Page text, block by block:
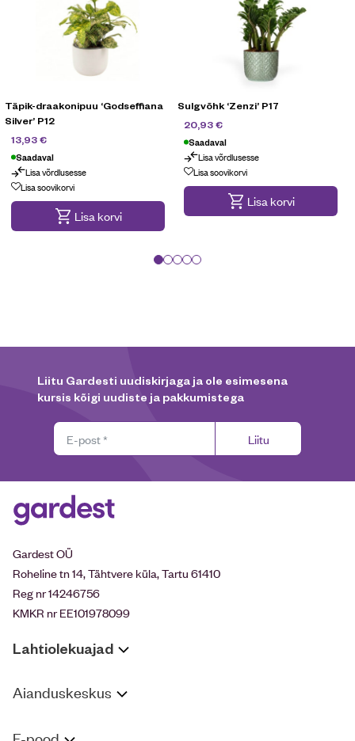
Täpik-draakonipuu ‘Godseffiana
Silver’ P12
13,93€
Saadaval
Lisa võrdlusesse
Lisa soovikorvi
Lisa korvi
Sulgvõhk ‘Zenzi’ P17
20,93€
Saadaval
Lisa võrdlusesse
Lisa soovikorvi
Lisa korvi
Liitu Gardesti uudiskirjaga ja ole esimesena
kursis kõigi uudiste ja pakkumistega
Liitu
Gardest OÜ
Roheline tn 14, Tähtvere küla, Tartu 61410
Reg nr 14246756
KMKR nr EE101978099
Lahtiolekuajad
Aianduskeskus